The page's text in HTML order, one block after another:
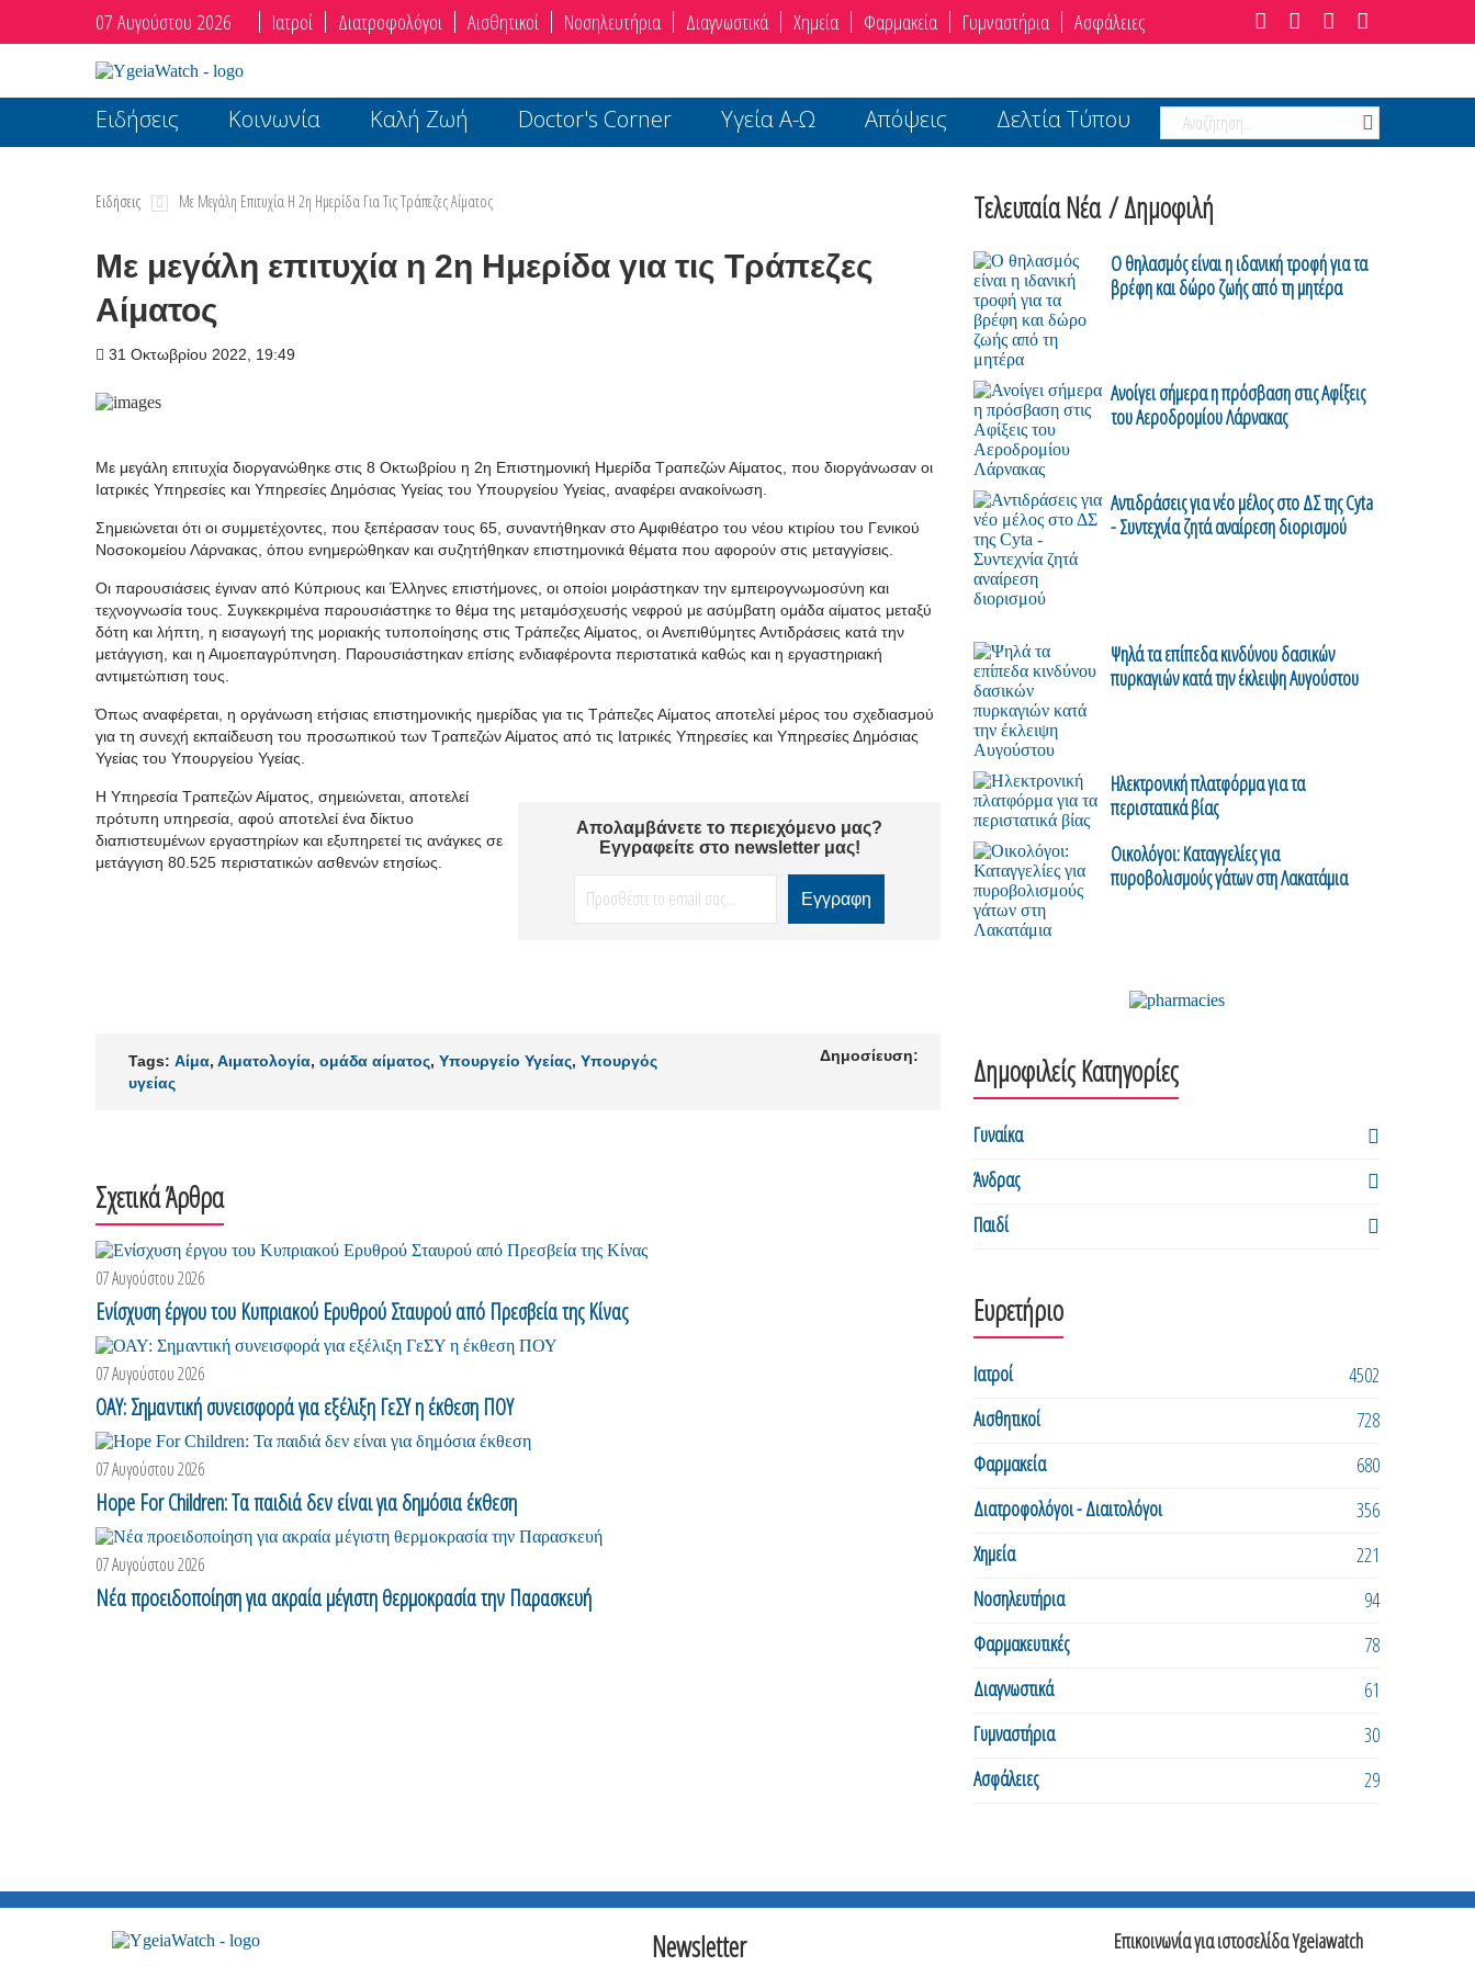
07 Αυγούστου 2026 Ιατροί Διατροφολόγοι Αισθητικοί Νοσηλευτήρια Διαγνωστικά Χημεία Φαρμακεία Γυμναστήρια Ασφάλειες
Ειδήσεις Κοινωνία Καλή Ζωή Doctor's Corner Υγεία Α-Ω Απόψεις Δελτία Τύπου
Ειδήσεις Με Μεγάλη Επιτυχία Η 2η Ημερίδα Για Τις Τράπεζες Αίματος
Με μεγάλη επιτυχία η 2η Ημερίδα για τις Τράπεζες
Αίματος
31 Οκτωβρίου 2022, 19:49
Με μεγάλη επιτυχία διοργανώθηκε στις 8 Οκτωβρίου η 2η Επιστημονική Ημερίδα Τραπεζών Αίματος, που διοργάνωσαν οι
Ιατρικές Υπηρεσίες και Υπηρεσίες Δημόσιας Υγείας του Υπουργείου Υγείας, αναφέρει ανακοίνωση.
Σημειώνεται ότι οι συμμετέχοντες, που ξεπέρασαν τους 65, συναντήθηκαν στο Αμφιθέατρο του νέου κτιρίου του Γενικού
Νοσοκομείου Λάρνακας, όπου ενημερώθηκαν και συζητήθηκαν επιστημονικά θέματα που αφορούν στις μεταγγίσεις.
Οι παρουσιάσεις έγιναν από Κύπριους και Έλληνες επιστήμονες, οι οποίοι μοιράστηκαν την εμπειρογνωμοσύνη και
τεχνογνωσία τους. Συγκεκριμένα παρουσιάστηκε το θέμα της μεταμόσχευσής νεφρού με ασύμβατη ομάδα αίματος μεταξύ
δότη και λήπτη, η εισαγωγή της μοριακής τυποποίησης στις Τράπεζες Αίματος, οι Ανεπιθύμητες Αντιδράσεις κατά την
μετάγγιση, και η Αιμοεπαγρύπνηση. Παρουσιάστηκαν επίσης ενδιαφέροντα περιστατικά καθώς και η εργαστηριακή
αντιμετώπιση τους.
Όπως αναφέρεται, η οργάνωση ετήσιας επιστημονικής ημερίδας για τις Τράπεζες Αίματος αποτελεί μέρος του σχεδιασμού
για τη συνεχή εκπαίδευση του προσωπικού των Τραπεζών Αίματος από τις Ιατρικές Υπηρεσίες και Υπηρεσίες Δημόσιας
Υγείας του Υπουργείου Υγείας.
Απολαμβάνετε το περιεχόμενο μας?
Εγγραφείτε στο newsletter μας!
Η Υπηρεσία Τραπεζών Αίματος, σημειώνεται, αποτελεί
πρότυπη υπηρεσία, αφού αποτελεί ένα δίκτυο
διαπιστευμένων εργαστηρίων και εξυπηρετεί τις ανάγκες σε
μετάγγιση 80.525 περιστατικών ασθενών ετησίως.
Tags: Αίμα, Αιματολογία, ομάδα αίματος, Υπουργείο Υγείας, Υπουργός
υγείας
Δημοσίευση:
Σχετικά Άρθρα
07 Αυγούστου 2026
Ενίσχυση έργου του Κυπριακού Ερυθρού Σταυρού από Πρεσβεία της Κίνας
07 Αυγούστου 2026
ΟΑΥ: Σημαντική συνεισφορά για εξέλιξη ΓεΣΥ η έκθεση ΠΟΥ
07 Αυγούστου 2026
Hope For Children: Τα παιδιά δεν είναι για δημόσια έκθεση
07 Αυγούστου 2026
Νέα προειδοποίηση για ακραία μέγιστη θερμοκρασία την Παρασκευή
Τελευταία Νέα/ Δημοφιλή
Ο θηλασμός είναι η ιδανική τροφή για τα
βρέφη και δώρο ζωής από τη μητέρα
Ανοίγει σήμερα η πρόσβαση στις Αφίξεις
του Αεροδρομίου Λάρνακας
Αντιδράσεις για νέο μέλος στο ΔΣ της Cyta
- Συντεχνία ζητά αναίρεση διορισμού
Ψηλά τα επίπεδα κινδύνου δασικών
πυρκαγιών κατά την έκλειψη Αυγούστου
Ηλεκτρονική πλατφόρμα για τα
περιστατικά βίας
Οικολόγοι: Καταγγελίες για
πυροβολισμούς γάτων στη Λακατάμια
Δημοφιλείς Κατηγορίες
Γυναίκα
Άνδρας
Παιδί
Ευρετήριο
Ιατροί
4502
Αισθητικοί
728
Φαρμακεία
680
Διατροφολόγοι - Διαιτολόγοι
356
Χημεία
221
Νοσηλευτήρια
94
Φαρμακευτικές
78
Διαγνωστικά
61
Γυμναστήρια
30
Ασφάλειες
29
Newsletter Επικοινωνία για ιστοσελίδα Ygeiawatch